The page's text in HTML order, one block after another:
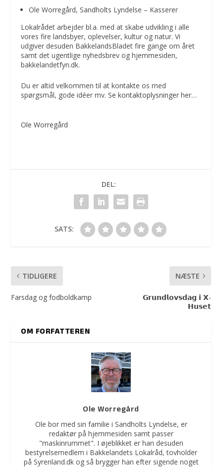
Ole Worregård, Sandholts Lyndelse – Kasserer
Lokalrådet arbejder bl.a. med at skabe udvikling i alle
vores fire landsbyer, oplevelser, kultur og natur. Vi
udgiver desuden BakkelandsBladet fire gange om året
samt det ugentlige nyhedsbrev og hjemmesiden,
bakkelandetfyn.dk.
Du er altid velkommen til at kontakte os med
spørgsmål, gode idéer mv.Se kontaktoplysninger her…
Ole Worregård
DEL:
SATS:
TIDLIGERE
Farsdag og fodboldkamp
NÆSTE
𝗚𝗿𝘂𝗻𝗱𝗹𝗼𝘃𝘀𝗱𝗮𝗴 𝗶 𝗫-
𝗛𝘂𝘀𝗲𝘁
OM FORFATTEREN
Ole Worregård
Ole bor med sin familie i Sandholts Lyndelse, er
redaktør på hjemmesiden samt passer
"maskinrummet". I øjeblikket er han desuden
bestyrelsemedlem i Bakkelandets Lokalråd, tovholder
på Syrenland.dk og så brygger han efter sigende noget